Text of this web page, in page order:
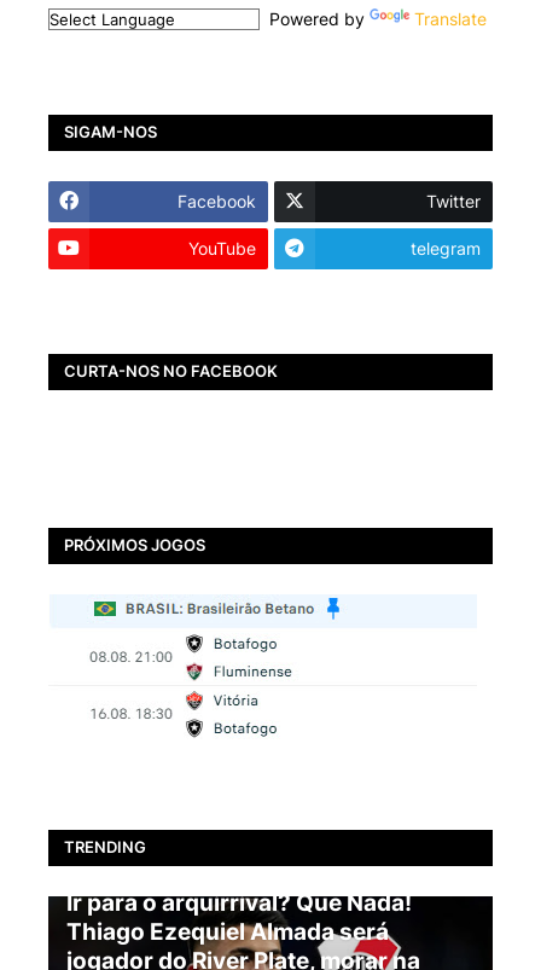
Powered by Translate
SIGAM-NOS
Facebook Twitter
YouTube telegram
CURTA-NOS NO FACEBOOK
PRÓXIMOS JOGOS
TRENDING
BOTAFOGO
Ir para o arquirrival? Que Nada!
Thiago Ezequiel Almada será
jogador do River Plate, morar na